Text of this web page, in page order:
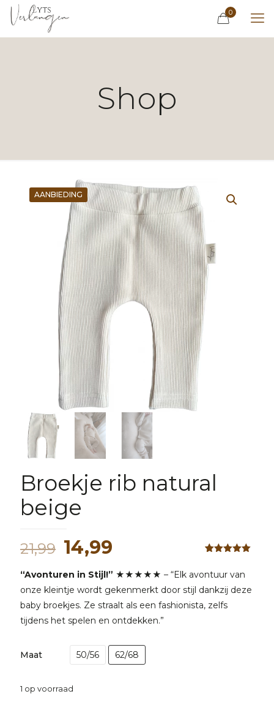
0
Shop
AANBIEDING
Broekje rib natural
beige
gebaseerd
op
klantbeoordeling
21,99 Oorspronkelijke
prijs
was:
21,99.
14,99
prijs
is:
14,99.
“Avonturen in Stijl!” ★★★★★ – “Elk avontuur van
onze kleintje wordt gekenmerkt door stijl dankzij deze
baby broekjes. Ze straalt als een fashionista, zelfs
tijdens het spelen en ontdekken.”
Maat 50/56 62/68
1 op voorraad